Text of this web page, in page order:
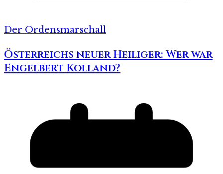
Der Ordensmarschall
Österreichs neuer Heiliger: Wer war
Engelbert Kolland?